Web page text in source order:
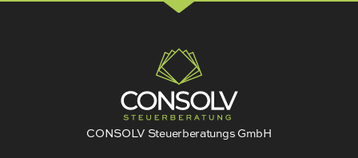
CONSOLV Steuerberatungs GmbH